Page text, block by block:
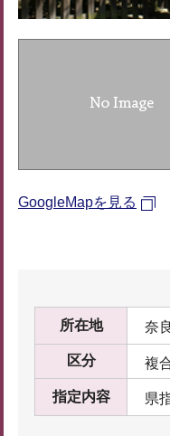
GoogleMapを見る
所在地 奈
区分 複
指定内容 県